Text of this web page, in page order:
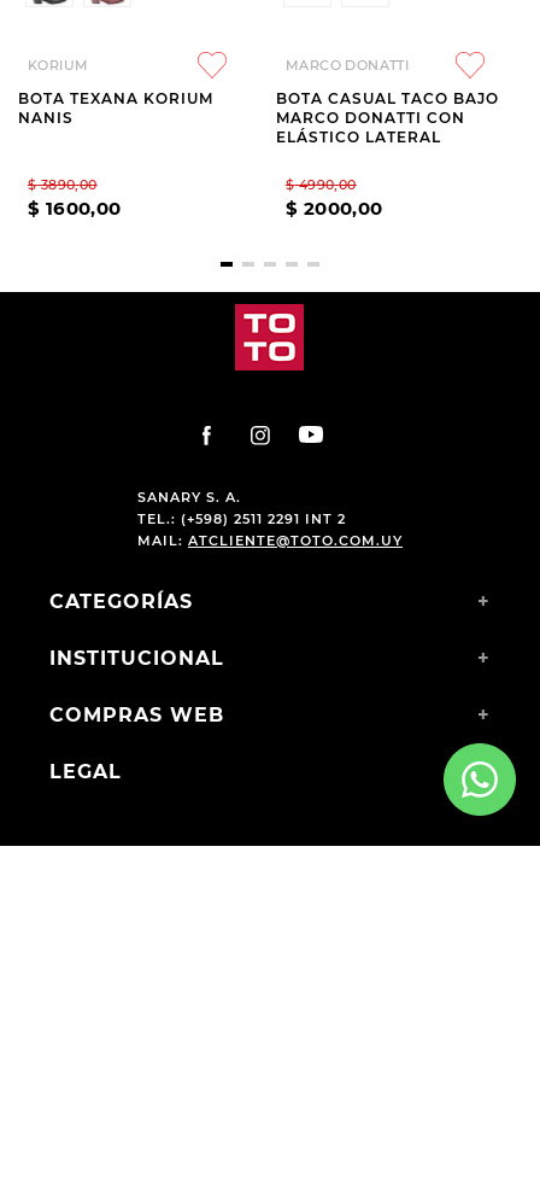
KORIUM
BOTA TEXANA KORIUM
NANIS
$ 3890,00
$ 1600,00
MARCO DONATTI
BOTA CASUAL TACO BAJO
MARCO DONATTI CON
ELÁSTICO LATERAL
$ 4990,00
$ 2000,00
SANARY S. A.
TEL.: (+598) 2511 2291 INT 2
MAIL: ATCLIENTE@TOTO.COM.UY
CATEGORÍAS +
INSTITUCIONAL +
COMPRAS WEB +
LEGAL +